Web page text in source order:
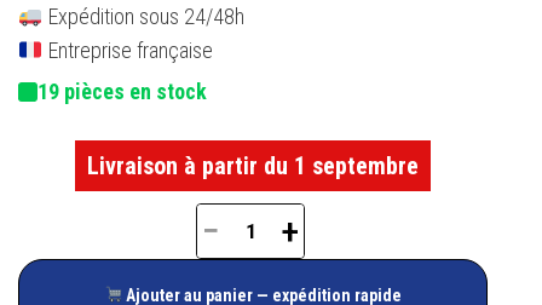
Expédition sous 24/48h
Entreprise française
19 pièces en stock
Livraison à partir du 1 septembre
quantité
− +
Ajouter au panier — expédition rapide